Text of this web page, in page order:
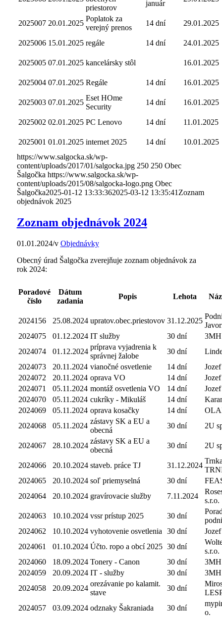
priestorov
január
2025007 20.01.2025
Poplatok za
verejný prenos
14 dní 29.01.2025
2025006 15.01.2025 regále 14 dní 24.01.2025
2025005 07.01.2025 kancelársky stôl 16.01.2025
2025004 07.01.2025 Regále 14 dní 16.01.2025
2025003 07.01.2025
Eset HOme
Security
14 dní 16.01.2025
2025002 02.01.2025 PC Lenovo 14 dní 11.01.2025
2025001 01.01.2025 internet 2025 14 dní
10.01.2025
https://www.salgocka.sk/wp-
content/uploads/2017/01/salgocka.jpg 250 250 Obec
Šalgočka https://www.salgocka.sk/wp-
content/uploads/2015/08/salgocka-logo.png Obec
Šalgočka2025-01-12 13:33:362025-03-12 13:35:41 Zoznam
objednávok 2025
Zoznam objednávok 2024
01.01.2024/v Objednávky
Obecný úrad Šalgočka zverejňuje zoznam objednávok za
rok 2024:
Poradové
číslo
Dátum
zadania
Popis Lehota
2024156 25.08.2024 upratov.obec.priestovov 31.12.2025
2024075
01.12.2024 IT služby 30 dní
3MH
2024074
01.12.2024
príprava vyjadrenia k
správnej žalobe
30 dní
2024073
20.11.2024 vianočné osvetlenie 14 dní
2024072
20.11.2024 oprava VO 14 dní
2024071
05.11.2024 montáž osvetlenia VO 14 dní
2024070
05.11.2024 cukríky - Mikuláš 14 dní
2024069
05.11.2024 oprava kosačky 14 dní
2024068
05.11.2024
zástavy SK a EU a
obecná
30 dní 2U
2024067 28.10.2024
zástavy SK a EU a
obecná
30 dní 2U
2024066 20.10.2024 staveb. práce TJ 31.12.2024
2024065
20.10.2024 soľ priemyselná 30 dní
2024064
20.10.2024 gravírovacie služby 7.11.2024
s.r.o.
2024063
10.10.2024 vssr prístup 2025 30 dní
2024062
10.10.2024 vyhotovenie osvetlenia 30 dní
2024061
01.10.2024 Účto. ropo a obcí 2025 30 dní
s.r.o.
2024060
18.09.2024 Tonery - Canon 30 dní
3MH
2024059
20.09.2024 IT - služby 30 dní
3MH
2024058
20.09.2024
orezávanie po kalamit.
stave
30 dní
2024057
03.09.2024 odznaky Šakraniada 30 dní
o.